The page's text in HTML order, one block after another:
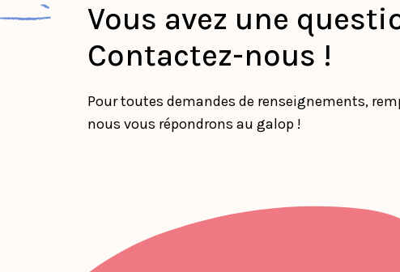
Vous avez une
Contactez-nous !
Pour toutes demandes de renseignements,
nous vous répondrons au galop !